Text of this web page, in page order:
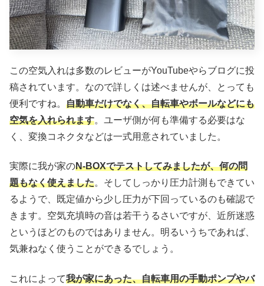
この空気入れは多数のレビューがYouTubeやらブログに投
稿されています。なので詳しくは述べませんが、とっても
便利ですね。 自動車だけでなく、自転車やボールなどにも
空気を入れられます。ユーザ側が何も準備する必要はな
く、変換コネクタなどは一式用意されていました。
実際に我が家のN-BOXでテストしてみましたが、何の問
題もなく使えました。そしてしっかり圧力計測もできてい
るようで、既定値から少し圧力が下回っているのも確認で
きます。空気充填時の音は若干うるさいですが、近所迷惑
というほどのものではありません。明るいうちであれば、
気兼ねなく使うことができるでしょう。
これによって我が家にあった、自転車用の手動ポンプやバ